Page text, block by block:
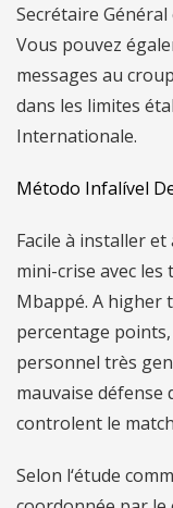
Secrétaire
Vous pouvez
messages au
dans les limites
Internationale.
Método Infalível
Facile à installer et
mini-crise avec
Mbappé. A higher
percentage
personnel très
mauvaise défense
controlent le
Selon l‘étude